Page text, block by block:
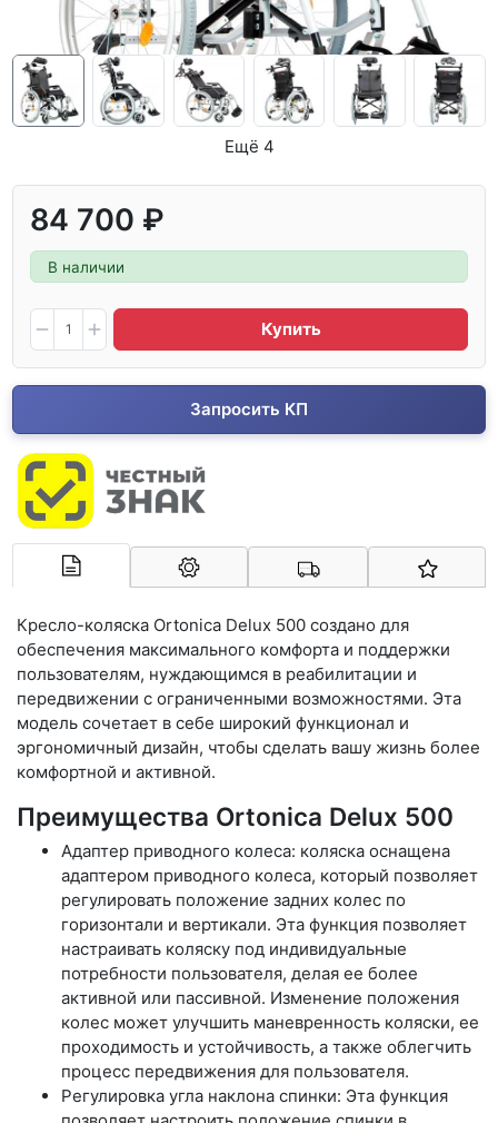
Ещё 4
84 700 ₽
В наличии
Купить
Запросить КП
Кресло-коляска Ortonica Delux 500 создано для
обеспечения максимального комфорта и поддержки
пользователям, нуждающимся в реабилитации и
передвижении с ограниченными возможностями. Эта
модель сочетает в себе широкий функционал и
эргономичный дизайн, чтобы сделать вашу жизнь более
комфортной и активной.
Преимущества Ortonica Delux 500
Адаптер приводного колеса: коляска оснащена
адаптером приводного колеса, который позволяет
регулировать положение задних колес по
горизонтали и вертикали. Эта функция позволяет
настраивать коляску под индивидуальные
потребности пользователя, делая ее более
активной или пассивной. Изменение положения
колес может улучшить маневренность коляски, ее
проходимость и устойчивость, а также облегчить
процесс передвижения для пользователя.
Регулировка угла наклона спинки: Эта функция